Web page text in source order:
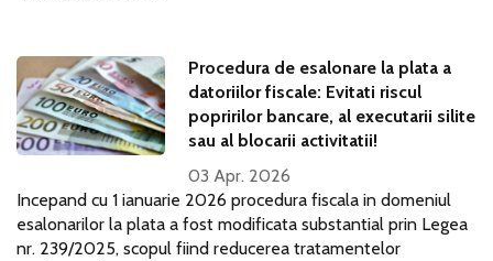
Procedura de esalonare la plata a
datoriilor fiscale: Evitati riscul
popririlor bancare, al executarii silite
sau al blocarii activitatii!
03 Apr. 2026
Incepand cu 1 ianuarie 2026 procedura fiscala in domeniul
esalonarilor la plata a fost modificata substantial prin Legea
nr. 239/2025, scopul fiind reducerea tratamentelor